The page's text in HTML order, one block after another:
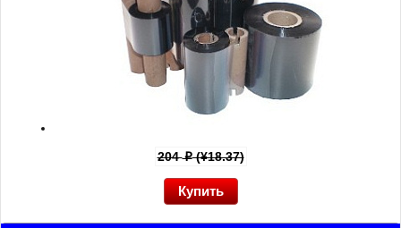
204p(¥18.37)